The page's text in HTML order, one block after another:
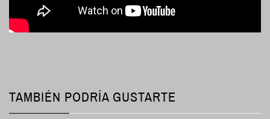
TAMBIÉN PODRÍA GUSTARTE